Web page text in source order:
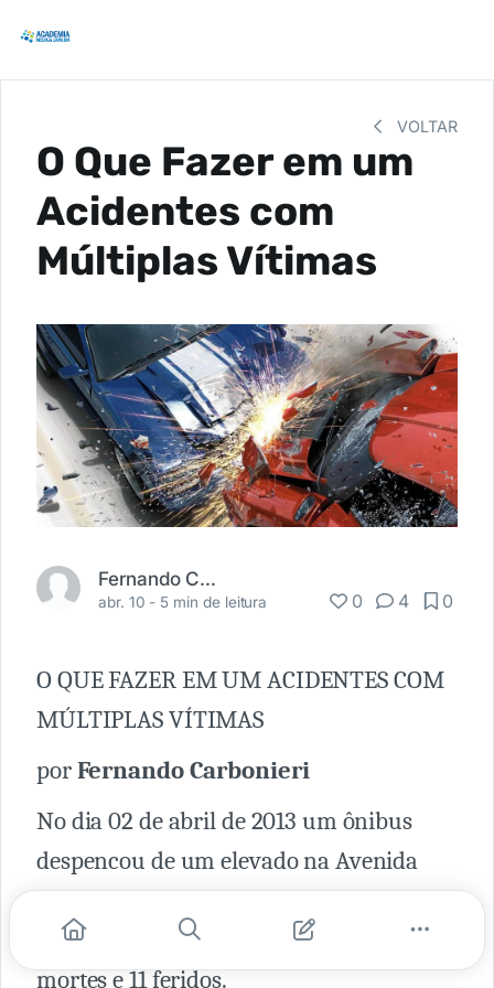
VOLTAR
O Que Fazer em um
Acidentes com
Múltiplas Vítimas
Fernando Carbonieri
abr. 10 - 5 min de leitura 0 4 0
O QUE FAZER EM UM ACIDENTES COM
MÚLTIPLAS VÍTIMAS
porFernando Carbonieri
No dia 02 de abril de 2013 um ônibus
despencou de um elevado na Avenida
um acidente desse tamanho foram 7
mortes e 11 feridos.